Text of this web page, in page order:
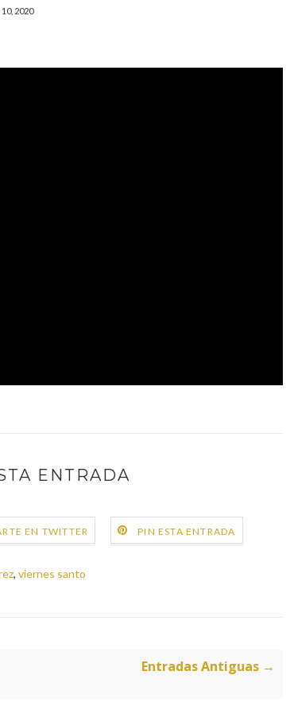
2020
ENTRADA
EN TWITTER PIN ESTA ENTRADA
, viernes santo
Entradas Antiguas →